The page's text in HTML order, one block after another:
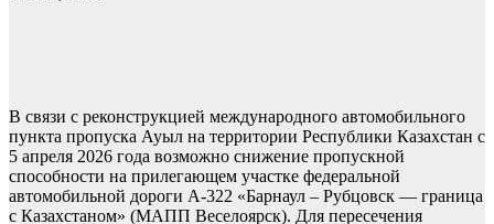
В связи с реконструкцией международного автомобильного
пункта пропуска Ауыл на территории Республики Казахстан с
5 апреля 2026 года возможно снижение пропускной
способности на прилегающем участке федеральной
автомобильной дороги А-322 «Барнаул – Рубцовск — граница
с Казахстаном» (МАПП Веселоярск). Для пересечения